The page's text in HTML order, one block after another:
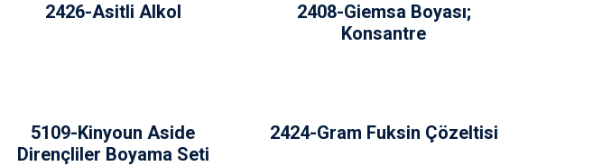
2426-Asitli Alkol
2408-Giemsa Boyası;
Konsantre
5109-Kinyoun Aside
Dirençliler Boyama Seti
2424-Gram Fuksin Çözeltisi